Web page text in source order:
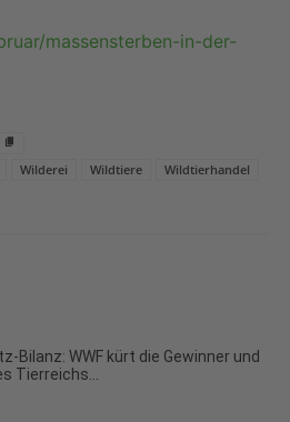
massensterben-in-der-
Wilderei Wildtiere
Wildtierhandel
Bilanz: WWF kürt die Gewinner und
Tierreichs...